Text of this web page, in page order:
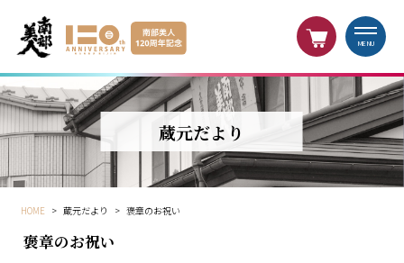
MENU
蔵元だより
HOME > 蔵元だより > 褒章のお祝い
褒章のお祝い